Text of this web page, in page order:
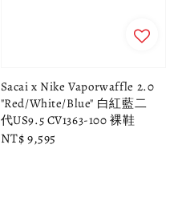
Sacai x Nike Vaporwaffle 2.0
"Red/White/Blue" 白紅藍二
代US9.5 CV1363-100 裸鞋
Regular
NT$ 9,595